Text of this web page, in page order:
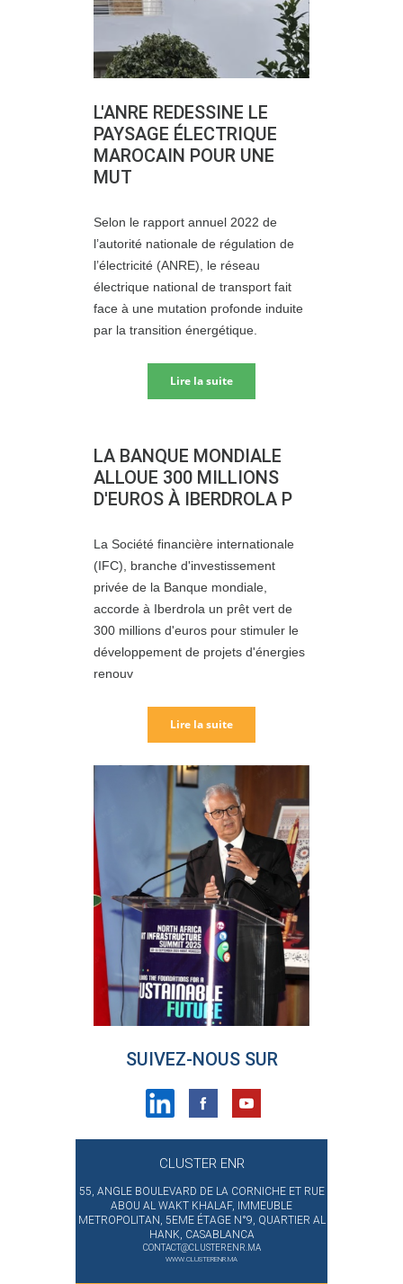
L'ANRE REDESSINE LE
PAYSAGE ÉLECTRIQUE
MAROCAIN POUR UNE
MUT
Selon le rapport annuel 2022 de
l’autorité nationale de régulation de
l’électricité (ANRE), le réseau
électrique national de transport fait
face à une mutation profonde induite
par la transition énergétique.
Lire la suite
LA BANQUE MONDIALE
ALLOUE 300 MILLIONS
D'EUROS À IBERDROLA P
La Société financière internationale
(IFC), branche d'investissement
privée de la Banque mondiale,
accorde à Iberdrola un prêt vert de
300 millions d'euros pour stimuler le
développement de projets d'énergies
renouv
Lire la suite
SUIVEZ-NOUS SUR
CLUSTER ENR
55, ANGLE BOULEVARD DE LA CORNICHE ET RUE
ABOU AL WAKT KHALAF, IMMEUBLE
METROPOLITAN, 5EME ÉTAGE N°9, QUARTIER AL
HANK, CASABLANCA
CONTACT@CLUSTERENR.MA
WWW.CLUSTERENR.MA